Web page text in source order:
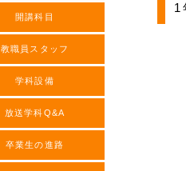
開講科目
教職員スタッフ
学科設備
放送学科Q&A
卒業生の進路
1